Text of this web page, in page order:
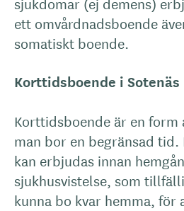
ett omvårdnadsboende
somatiskt boende.
Korttidsboende i Sotenäs
Korttidsboende är en form
man bor en begränsad
kan erbjudas innan
sjukhusvistelse, som
kunna bo kvar hemma, för